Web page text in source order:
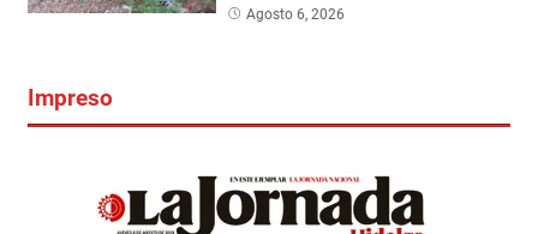
Agosto 6, 2026
Impreso